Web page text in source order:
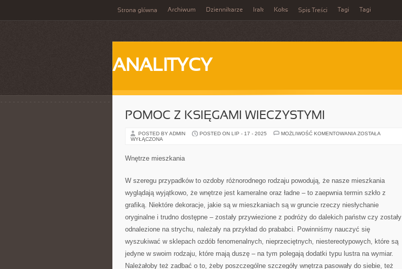
Strona główna Archiwum Dziennikarze Irak Koks Spis Treści Tagi Tagi
ANALITYCY
POMOC Z KSIĘGAMI WIECZYSTYMI
POSTED BY ADMIN POSTED ON LIP - 17 - 2025 MOŻLIWOŚĆ KOMENTOWANIA POMOC
ZOSTAŁA
WYŁĄCZONA
Wnętrze mieszkania
W szeregu przypadków to ozdoby różnorodnego rodzaju powodują, że nasze mieszkania
wyglądają wyjątkowo, że wnętrze jest kameralne oraz ładne – to zaepwnia termin szkło z
grafiką. Niektóre dekoracje, jakie są w mieszkaniach są w gruncie rzeczy niesłychanie
oryginalne i trudno dostępne – zostały przywiezione z podróży do dalekich państw czy zostały
odnalezione na strychu, należały na przykład do prababci. Powinniśmy nauczyć się
wyszukiwać w sklepach ozdób fenomenalnych, nieprzeciętnych, niestereotypowych, które są
jedyne w swoim rodzaju, które mają duszę – na tym polegają dodatki typu lustra na wymiar.
Należałoby też zadbać o to, żeby poszczególne szczegóły wnętrza pasowały do siebie, też